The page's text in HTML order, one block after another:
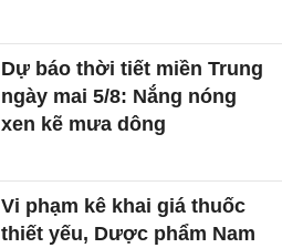
Dự báo thời tiết miền Trung
ngày mai 5/8: Nắng nóng
xen kẽ mưa dông
Vi phạm kê khai giá thuốc
thiết yếu, Dược phẩm Nam